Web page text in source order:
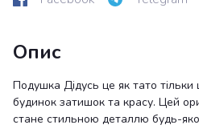
Опис
Подушка Дідусь це як тато
будинок затишок та красу. Цей
стане стильною деталлю будь-